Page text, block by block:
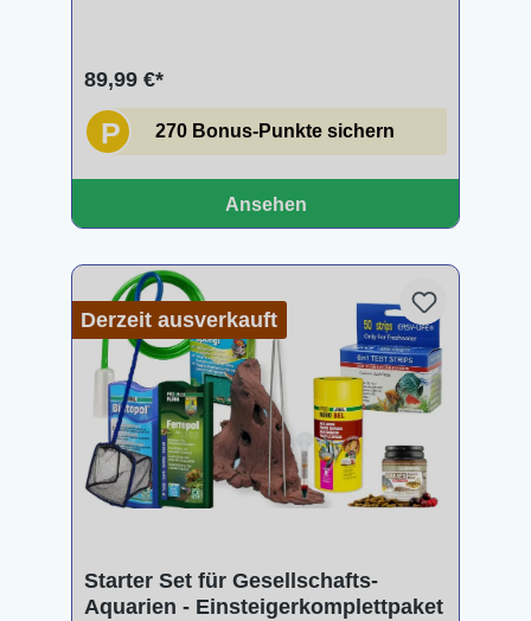
89,99 €*
P 270 Bonus-Punkte sichern
Ansehen
Derzeit ausverkauft
Starter Set für Gesellschafts-
Aquarien - Einsteigerkomplettpaket